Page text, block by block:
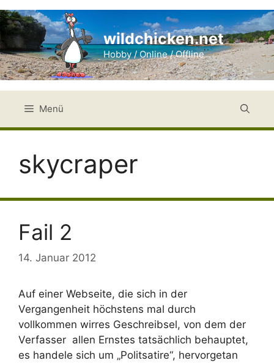
Zum
Inhalt
springen
wildchicken.net
Hobby / Online / Offline
Menü
skycraper
Fail 2
14. Januar 2012
Auf einer Webseite, die sich in der
Vergangenheit höchstens mal durch
vollkommen wirres Geschreibsel, von dem der
Verfasser allen Ernstes tatsächlich behauptet,
es handele sich um „Politsatire“, hervorgetan